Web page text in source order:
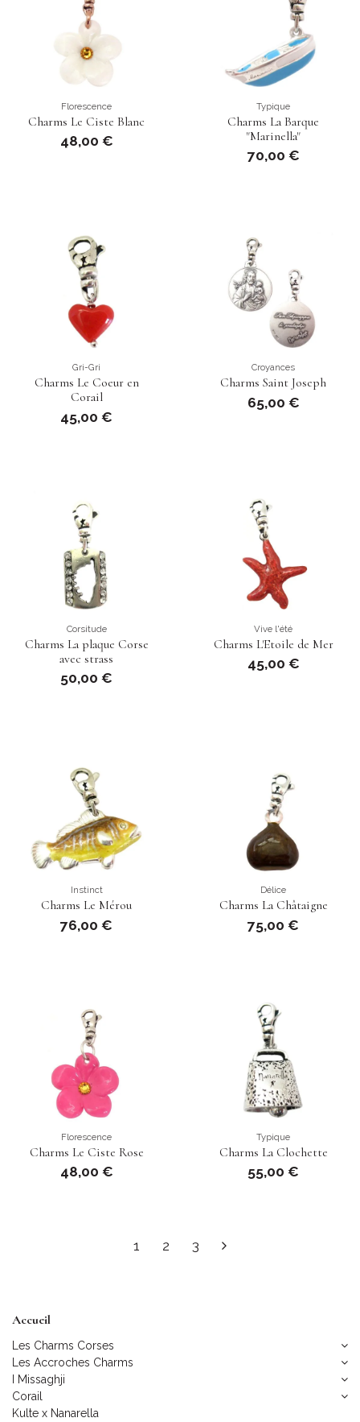
Florescence
Charms Le Ciste Blanc
48,00 €
Typique
Charms La Barque
"Marinella"
70,00 €
Gri-Gri
Charms Le Coeur en
Corail
45,00 €
Croyances
Charms Saint Joseph
65,00 €
Corsitude
Charms La plaque Corse
avec strass
50,00 €
Vive l'été
Charms L'Etoile de Mer
45,00 €
Instinct
Charms Le Mérou
76,00 €
Délice
Charms La Châtaigne
75,00 €
Florescence
Charms Le Ciste Rose
48,00 €
Typique
Charms La Clochette
55,00 €
1 2 3
Accueil
Les Charms Corses
Les Accroches Charms
I Missaghji
Corail
Kulte x Nanarella